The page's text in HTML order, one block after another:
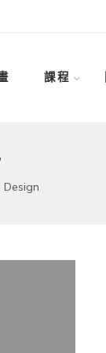
課程
Design